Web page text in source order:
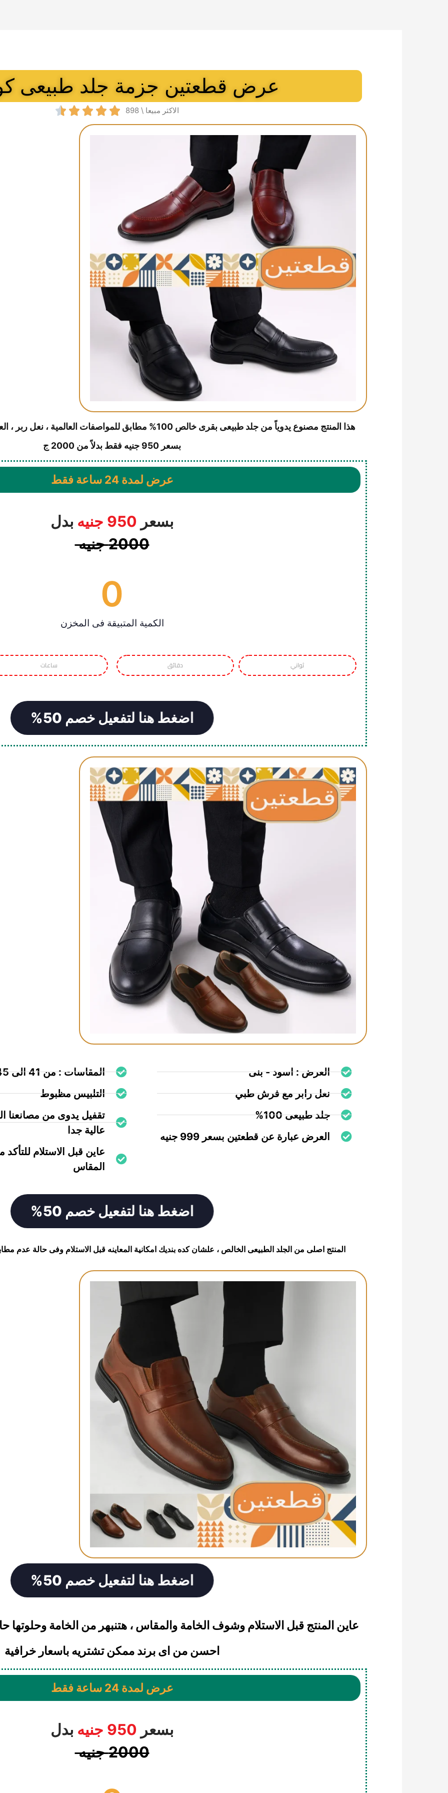
عرض قطعتين جزمة جلد طبيعى كود
الاكثر مبيعا \ 898 




بسعر 950 جنيه فقط بدلاً من 2000 ج
عرض لمدة 24 ساعة فقط​
بسعر 950 جنيه
بدل
2000 جنيه
الكمية المتبيقة فى المخزن
0
ساعات دقائق ثواني
اضغط هنا لتفعيل خصم 50%
العرض : اسود - بنى
نعل رابر مع فرش طبي
جلد طبيعى 100%
العرض عبارة عن قطعتين بسعر 999 جنيه
المقاسات : من 41 الى 45
التلبيس مظبوط
تقفيل يدوى من مصانعنا
عالية جدا
عاين قبل الاستلام
المقاس
اضغط هنا لتفعيل خصم 50%
المنتج اصلى من الجلد الطبيعى الخالص ، علشان كده بنديك امكانية المعاينه قبل الاستلام وفى حالة عدم
اضغط هنا لتفعيل خصم 50%
عاين المنتج قبل الاستلام وشوف الخامة والمقاس ، هتنبهر من الخامة وحلوتها
احسن من اى برند ممكن تشتريه باسعار خرافية
عرض لمدة 24 ساعة فقط​
بسعر 950 جنيه
بدل
2000 جنيه